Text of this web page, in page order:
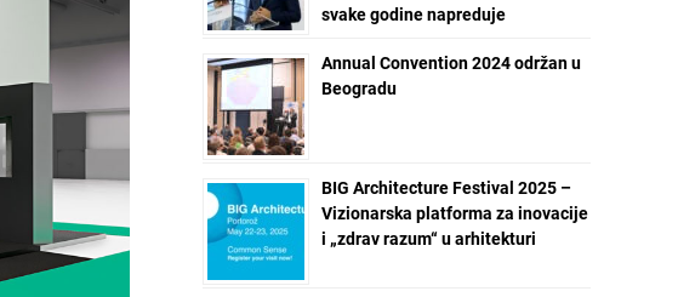
svake godine napreduje
Annual Convention 2024 održan u
Beogradu
BIG Architecture Festival 2025 –
Vizionarska platforma za inovacije
i „zdrav razum“ u arhitekturi